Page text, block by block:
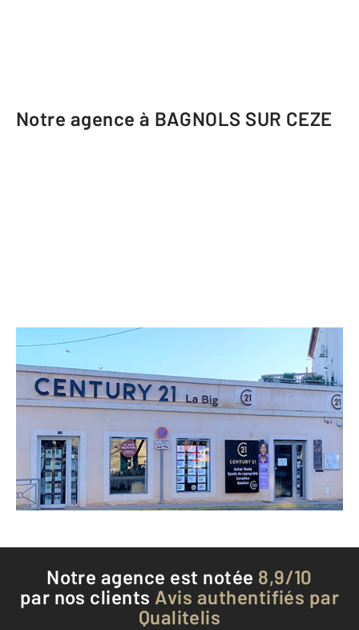
Notre agence à BAGNOLS SUR CEZE
1 avenue Jean Perrin
BAGNOLS SUR CEZE - 30200
Envoyer un message
Téléphoner à l'agence
Notre agence est notée 8,9/10
par nos clients Avis authentifiés par
Qualitelis